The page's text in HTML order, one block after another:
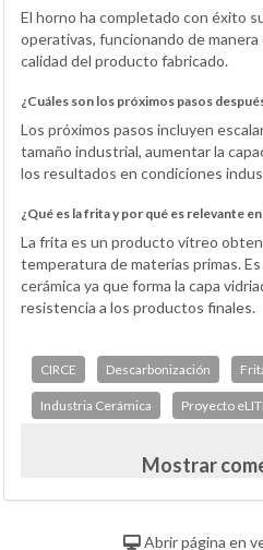
El horno ha completado con éxito
operativas, funcionando de
calidad del producto fabricado.
¿Cuáles son los próximos pasos
Los próximos pasos incluyen
tamaño industrial, aumentar la
los resultados en condiciones
¿Qué es la frita y por qué es relevante
La frita es un producto vítreo
temperatura de materias primas.
cerámica ya que forma la capa
resistencia a los productos finales.
CIRCE Descarbonización
Industria Cerámica Proyecto
Mostrar
Abrir página en